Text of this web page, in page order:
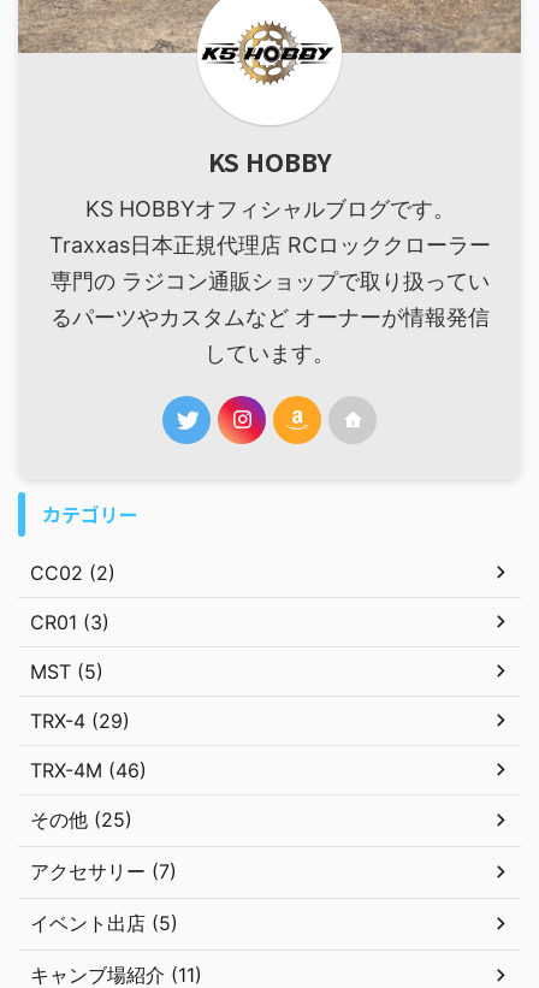
KS HOBBY
KS HOBBYオフィシャルブログです。
Traxxas日本正規代理店 RCロッククローラー
専門の ラジコン通販ショップで取り扱ってい
るパーツやカスタムなど オーナーが情報発信
しています。
カテゴリー
CC02 (2)
CR01 (3)
MST (5)
TRX-4 (29)
TRX-4M (46)
その他 (25)
アクセサリー (7)
イベント出店 (5)
キャンブ場紹介 (11)